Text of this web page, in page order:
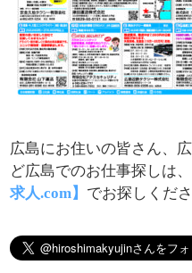
広島にお住いの皆さん、
ど広島でのお仕事探しは
求人.com】 でお探しくださ